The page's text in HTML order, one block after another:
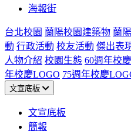
海報街
台北校園 蘭陽校園建築物 蘭
動 行政活動 校友活動 傑出表
人物介紹 校園生態 60週年校
年校慶LOGO 75週年校慶
文宣底板
文宣底板
簡報